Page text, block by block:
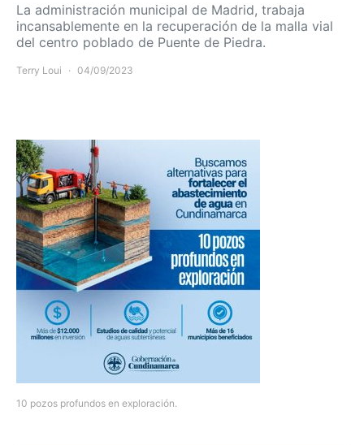
La administración municipal de Madrid, trabaja
incansablemente en la recuperación de la malla vial
del centro poblado de Puente de Piedra.
Terry Loui 04/09/2023
10 pozos profundos en exploración.